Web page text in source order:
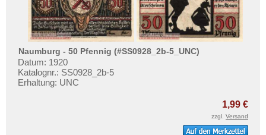
Neustadt i. Holstein
Neustadt im Schwarzwald
Neustädtel i. Schlesien
Neustettin
Neustrelitz
Naumburg - 50 Pfennig (#SS0928_2b-5_UNC)
Datum: 1920
Katalognr.: SS0928_2b-5
Erhaltung: UNC
1,99 €
zzgl. Versand